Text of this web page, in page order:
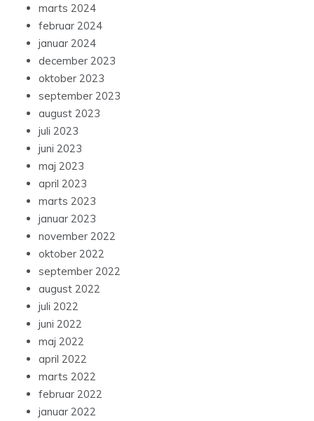
marts 2024
februar 2024
januar 2024
december 2023
oktober 2023
september 2023
august 2023
juli 2023
juni 2023
maj 2023
april 2023
marts 2023
januar 2023
november 2022
oktober 2022
september 2022
august 2022
juli 2022
juni 2022
maj 2022
april 2022
marts 2022
februar 2022
januar 2022